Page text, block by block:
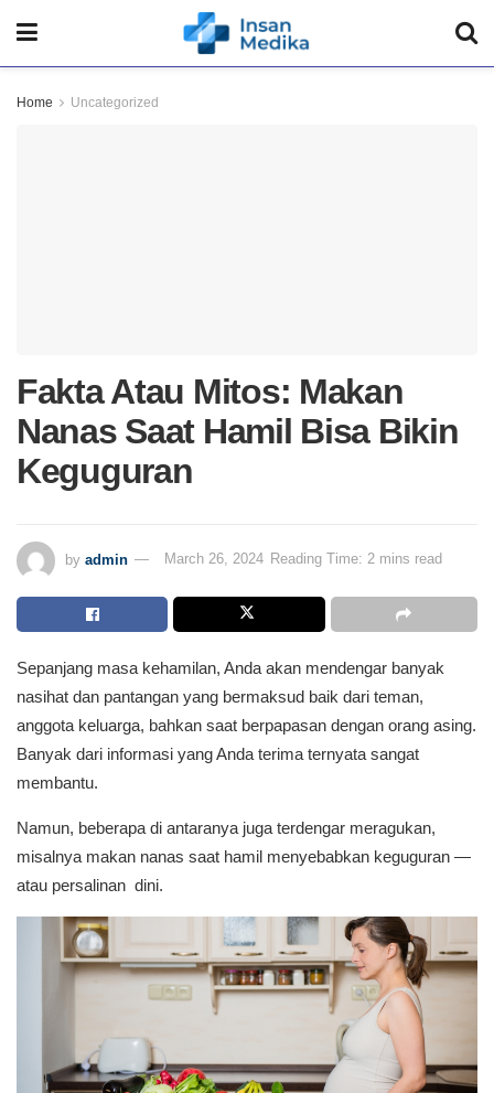
Home Uncategorized
Fakta Atau Mitos: Makan
Nanas Saat Hamil Bisa Bikin
Keguguran
by admin March 26, 2024 Reading Time: 2 mins read
Sepanjang masa kehamilan, Anda akan mendengar banyak
nasihat dan pantangan yang bermaksud baik dari teman,
anggota keluarga, bahkan saat berpapasan dengan orang asing.
Banyak dari informasi yang Anda terima ternyata sangat
membantu.
Namun, beberapa di antaranya juga terdengar meragukan,
misalnya makan nanas saat hamil menyebabkan keguguran —
atau persalinan dini.